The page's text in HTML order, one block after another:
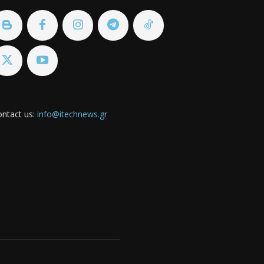
us: info@itechnews.gr